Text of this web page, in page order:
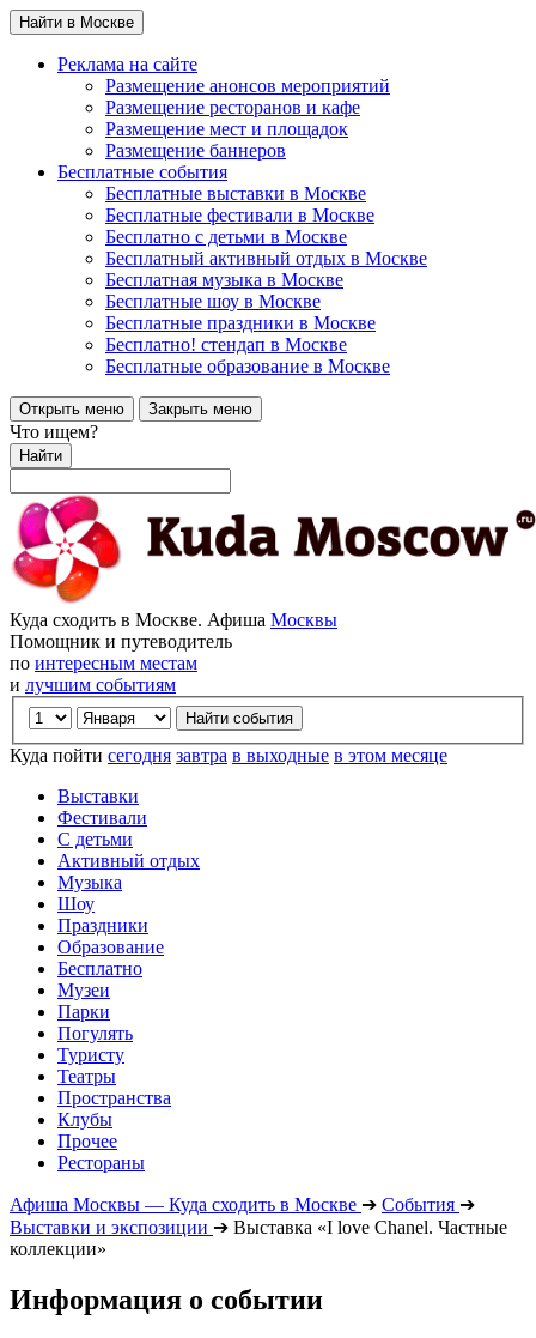
Найти в Москве
Реклама на сайте
Размещение анонсов мероприятий
Размещение ресторанов и кафе
Размещение мест и площадок
Размещение баннеров
Бесплатные события
Бесплатные выставки в Москве
Бесплатные фестивали в Москве
Бесплатно с детьми в Москве
Бесплатный активный отдых в Москве
Бесплатная музыка в Москве
Бесплатные шоу в Москве
Бесплатные праздники в Москве
Бесплатно! стендап в Москве
Бесплатные образование в Москве
Открыть меню Закрыть меню
Что ищем?
Найти
Куда сходить в Москве. Афиша Москвы
Помощник и путеводитель
по интересным местам
и лучшим событиям
Куда пойти сегодня завтра в выходные в этом месяце
Выставки
Фестивали
С детьми
Активный отдых
Музыка
Шоу
Праздники
Образование
Бесплатно
Музеи
Парки
Погулять
Туристу
Театры
Пространства
Клубы
Прочее
Рестораны
Афиша Москвы — Куда сходить в Москве ➔ События ➔
Выставки и экспозиции ➔ Выставка «I love Chanel. Частные
коллекции»
Информация о событии